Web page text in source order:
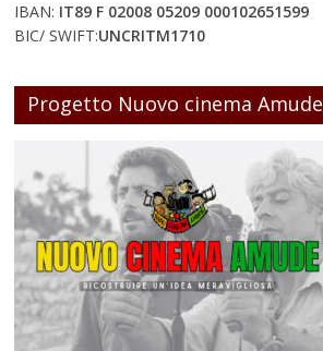
IBAN: IT89 F 02008 05209 000102651599
BIC/ SWIFT:UNCRITM1710
Progetto Nuovo cinema Amude